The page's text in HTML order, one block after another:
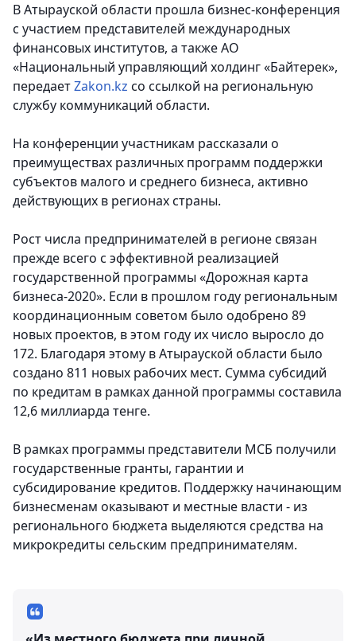
В Атырауской области прошла бизнес-конференция
с участием представителей международных
финансовых институтов, а также АО
«Национальный управляющий холдинг «Байтерек»,
передаетZakon.kz со ссылкой на региональную
службу коммуникаций области.
На конференции участникам рассказали о
преимуществах различных программ поддержки
субъектов малого и среднего бизнеса, активно
действующих в регионах страны.
Рост числа предпринимателей в регионе связан
прежде всего с эффективной реализацией
государственной программы «Дорожная карта
бизнеса-2020». Если в прошлом году региональным
координационным советом было одобрено 89
новых проектов, в этом году их число выросло до
172. Благодаря этому в Атырауской области было
создано 811 новых рабочих мест. Сумма субсидий
по кредитам в рамках данной программы составила
12,6 миллиарда тенге.
В рамках программы представители МСБ получили
государственные гранты, гарантии и
субсидирование кредитов. Поддержку начинающим
бизнесменам оказывают и местные власти - из
регионального бюджета выделяются средства на
микрокредиты сельским предпринимателям.